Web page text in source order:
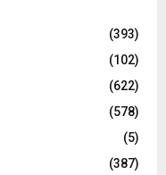
(393)
(102)
(622)
(578)
(5)
(387)